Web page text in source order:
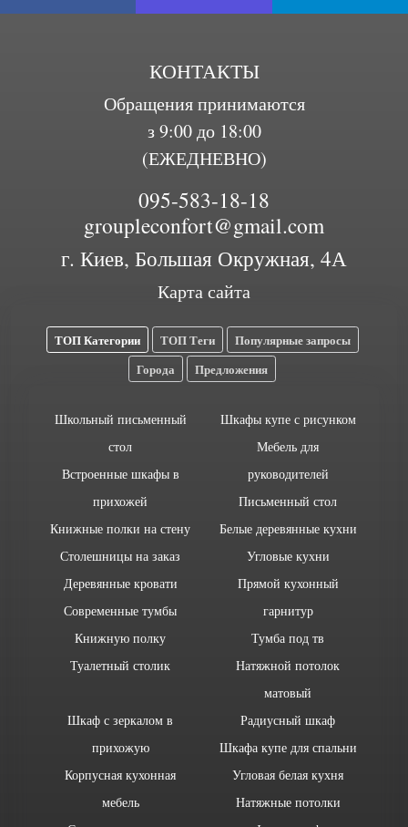
КОНТАКТЫ
Обращения принимаются
з 9:00 до 18:00
(ЕЖЕДНЕВНО)
095-583-18-18
groupleconfort@gmail.com
г. Киев, Большая Окружная, 4А
Карта сайта
ТОП Категории ТОП Теги
Популярные запросы
Города
Предложения
Школьный письменный
стол
Встроенные шкафы в
прихожей
Книжные полки на стену
Столешницы на заказ
Деревянные кровати
Современные тумбы
Книжную полку
Туалетный столик
Шкафы купе с рисунком
Мебель для
руководителей
Письменный стол
Белые деревянные кухни
Угловые кухни
Прямой кухонный
гарнитур
Тумба под тв
Натяжной потолок
матовый
Шкаф с зеркалом в
прихожую
Корпусная кухонная
мебель
Радиусный шкаф
Шкафа купе для спальни
Угловая белая кухня
Натяжные потолки